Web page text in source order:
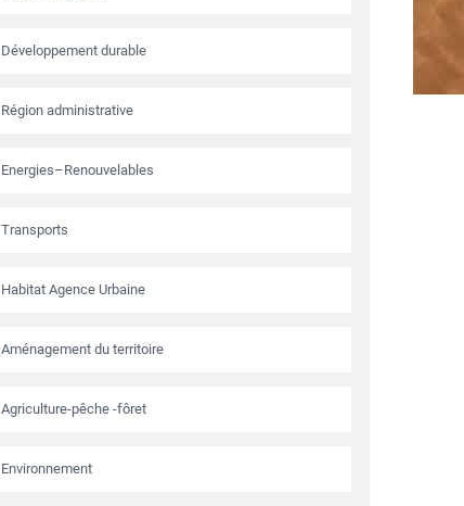
Développement durable
Région administrative
Energies–Renouvelables
Transports
Habitat Agence Urbaine
Aménagement du territoire
Agriculture-pêche -fôret
Environnement